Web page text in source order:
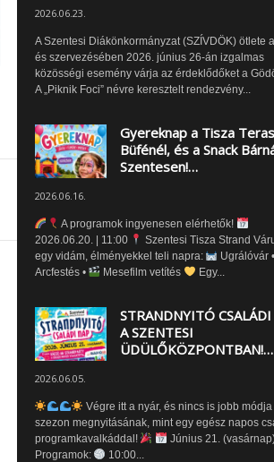
2026.06.23.
A Szentesi Diákönkormányzat (SZÍVDÖK) ötlete
és szervezésében 2026. június 26-án izgalmas
közösségi esemény várja az érdeklődőket a
A „Piknik Foci” névre keresztelt rendezvény...
Gyereknap a Tisza
Büfénél, és a Snack
Szentesen!…
2026.06.16.
A programok ingyenesen elérhetők!
2026.06.20. | 11:00
Szentesi Tisza Strand
egy vidám, élményekkel teli napra:
Ugrálóvár •
Arcfestés •
Mesefilm vetítés Egy...
STRANDNYITÓ
A SZENTESI
ÜDÜLŐKÖZPONTBAN!…
2026.06.05.
Végre itt a nyár, és nincs is jobb módja
szezon megnyitásának, mint egy egész napos
programkavalkáddal!
Június 21.
Programok:
10:00...